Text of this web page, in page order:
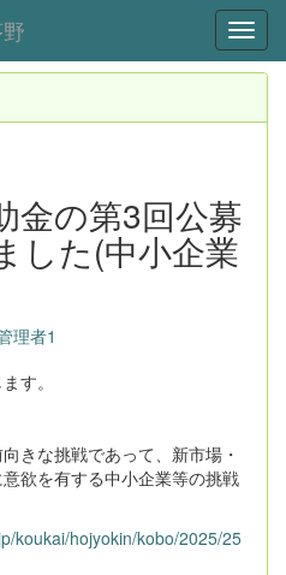
金の第3回公募
した(中小企業
理者1
す。
きな挑戦であって、新市場・
欲を有する中小企業等の挑戦
koukai/hojyokin/kobo/2025/25